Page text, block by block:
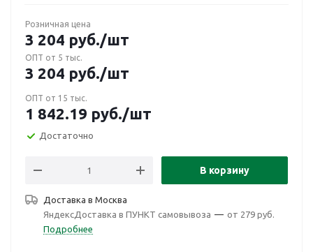
Розничная цена
3 204 руб./шт
ОПТ от 5 тыс.
3 204 руб./шт
ОПТ от 15 тыс.
1 842.19 руб./шт
Достаточно
В корзину
Доставка в Москва
ЯндексДоставка в ПУНКТ самовывоза — от 279 руб.
Подробнее